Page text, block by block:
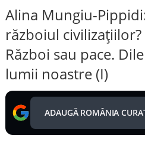
Alina Mungiu-
războiul
Război sau pace.
lumii noastre (I)
ADAUGĂ ROMÂNIA